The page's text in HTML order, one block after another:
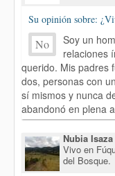
Su opinión sobre:
No
Soy un
relaciones
querido. Mis padres
dos, personas con
sí mismos y nunca
abandonó en plena
Nubia
Vivo en
del Bosque.